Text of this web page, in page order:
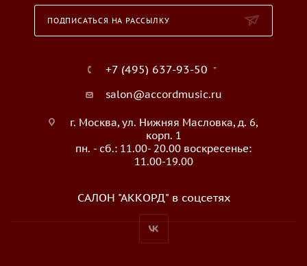
ПОДПИСАТЬСЯ НА РАССЫЛКУ
+7 (495) 637-93-50
salon@accordmusic.ru
г. Москва, ул. Нижняя Масловка, д. 6,
корп. 1
пн. - сб.: 11.00- 20.00 воскресенье:
11.00-19.00
САЛОН "АККОРД" в соцсетях